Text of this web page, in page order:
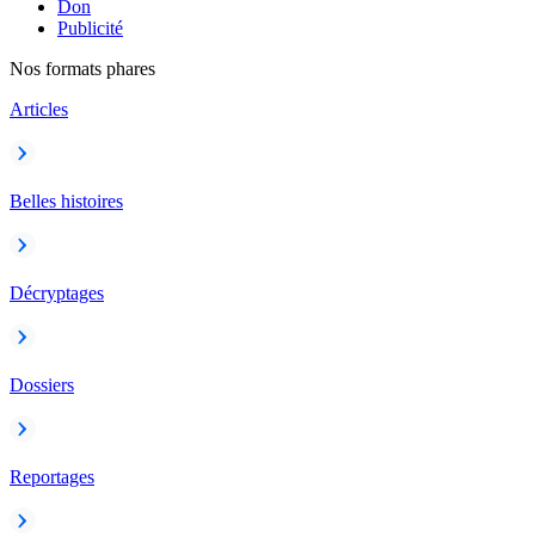
Don
Publicité
Nos formats phares
Articles
Belles histoires
Décryptages
Dossiers
Reportages